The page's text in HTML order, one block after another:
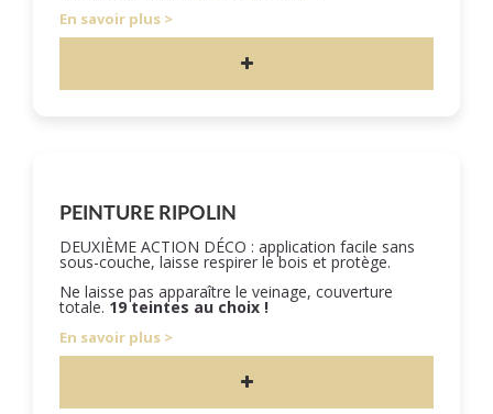
En savoir plus
PEINTURE RIPOLIN
DEUXIÈME ACTION DÉCO : application facile sans
sous-couche, laisse respirer le bois et protège.
Ne laisse pas apparaître le veinage, couverture
totale. 19 teintes au choix !
En savoir plus